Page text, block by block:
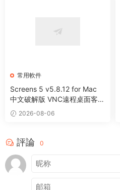
常用軟件
Screens 5 v5.8.12 for Mac
中文破解版 VNC遠程桌面客戶
端應用程序
2026-08-06
評論 0